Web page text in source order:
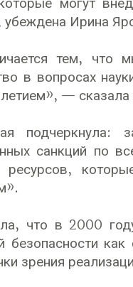
убеждена Ирина
тем, что
в вопросах
—
подчеркнула:
санкций по
ресурсов,
что в 2000
безопасности
зрения